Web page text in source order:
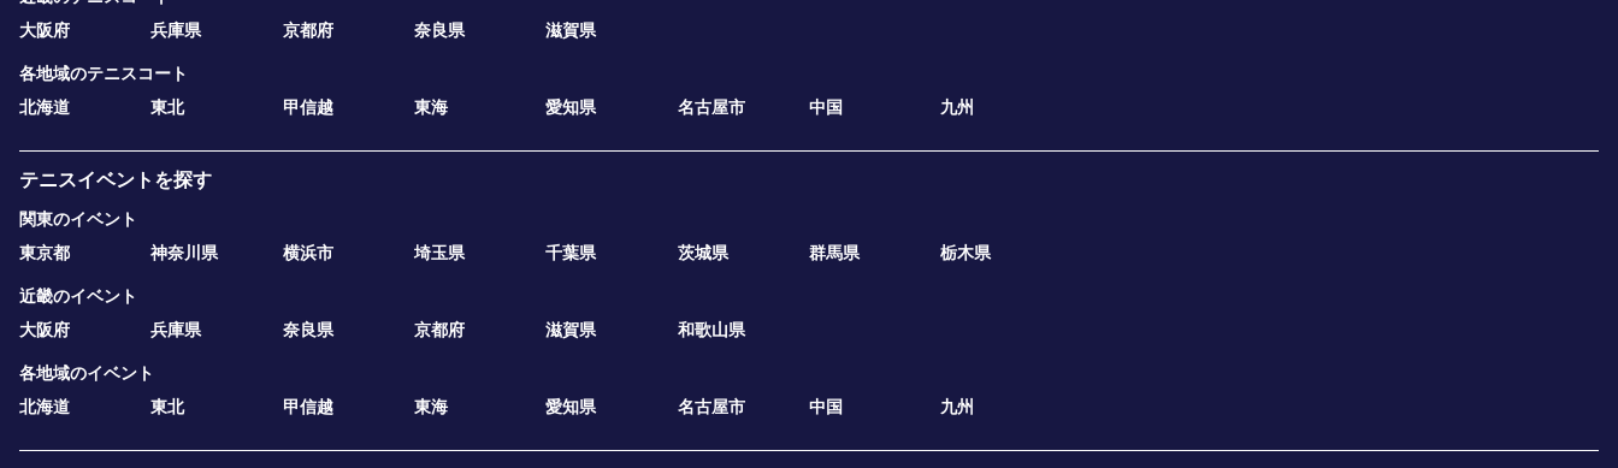
大阪府
兵庫県 京都府 奈良県 滋賀県
各地域のテニスコート
北海道
東北 甲信越 東海 愛知県 名古屋市 中国 九州
テニスイベントを探す
関東のイベント
東京都
神奈川県 横浜市 埼玉県 千葉県 茨城県 群馬県 栃木県
近畿のイベント
大阪府
兵庫県 奈良県 京都府 滋賀県 和歌山県
各地域のイベント
北海道
東北 甲信越 東海 愛知県 名古屋市 中国 九州